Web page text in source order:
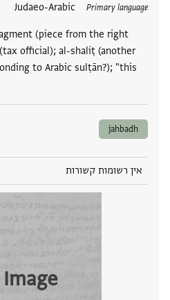
Primary language
Judaeo-Arabic
(piece from the right
official); al-shaliṭ (another
to Arabic sulṭān?); "this
תגים
jahbadh
אין רשומות קשורות